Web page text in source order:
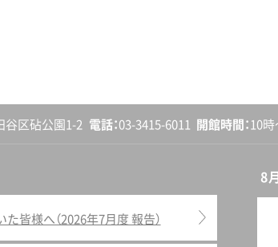
谷区砧公園1-2 電話 03-3415-6011 開館時間 10
皆様へ（2026年7月度 報告）
8